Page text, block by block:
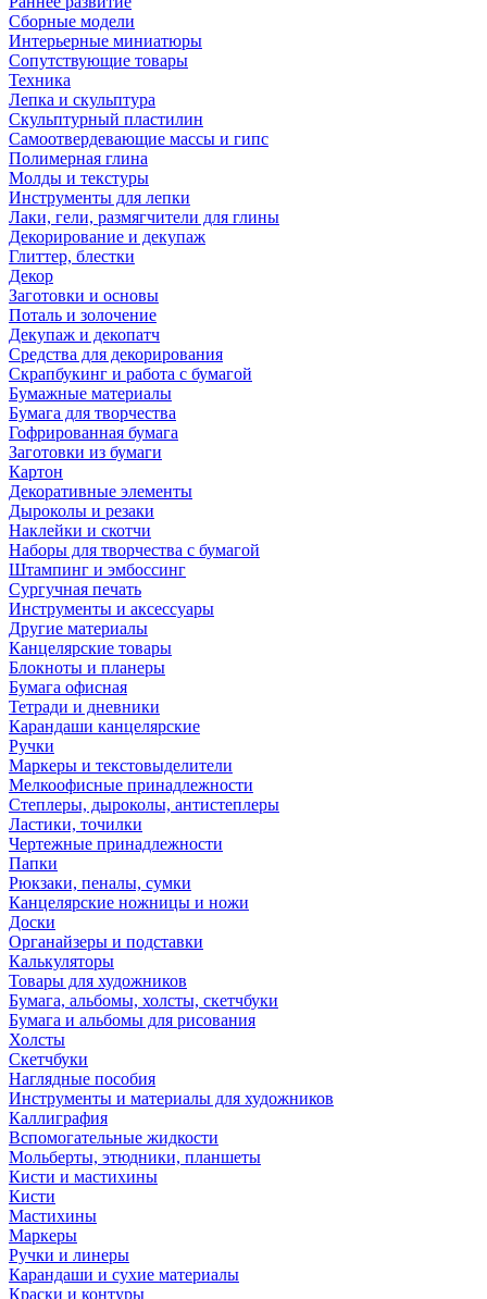
Сборные модели
Интерьерные миниатюры
Сопутствующие товары
Техника
Лепка и скульптура
Скульптурный пластилин
Самоотвердевающие массы и гипс
Полимерная глина
Молды и текстуры
Инструменты для лепки
Лаки, гели, размягчители для глины
Декорирование и декупаж
Глиттер, блестки
Декор
Заготовки и основы
Поталь и золочение
Декупаж и декопатч
Средства для декорирования
Скрапбукинг и работа с бумагой
Бумажные материалы
Бумага для творчества
Гофрированная бумага
Заготовки из бумаги
Картон
Декоративные элементы
Дыроколы и резаки
Наклейки и скотчи
Наборы для творчества с бумагой
Штампинг и эмбоссинг
Сургучная печать
Инструменты и аксессуары
Другие материалы
Канцелярские товары
Блокноты и планеры
Бумага офисная
Тетради и дневники
Карандаши канцелярские
Ручки
Маркеры и текстовыделители
Мелкоофисные принадлежности
Степлеры, дыроколы, антистеплеры
Ластики, точилки
Чертежные принадлежности
Папки
Рюкзаки, пеналы, сумки
Канцелярские ножницы и ножи
Доски
Органайзеры и подставки
Калькуляторы
Товары для художников
Бумага, альбомы, холсты, скетчбуки
Бумага и альбомы для рисования
Холсты
Скетчбуки
Наглядные пособия
Инструменты и материалы для художников
Каллиграфия
Вспомогательные жидкости
Мольберты, этюдники, планшеты
Кисти и мастихины
Кисти
Мастихины
Маркеры
Ручки и линеры
Карандаши и сухие материалы
Краски и контуры